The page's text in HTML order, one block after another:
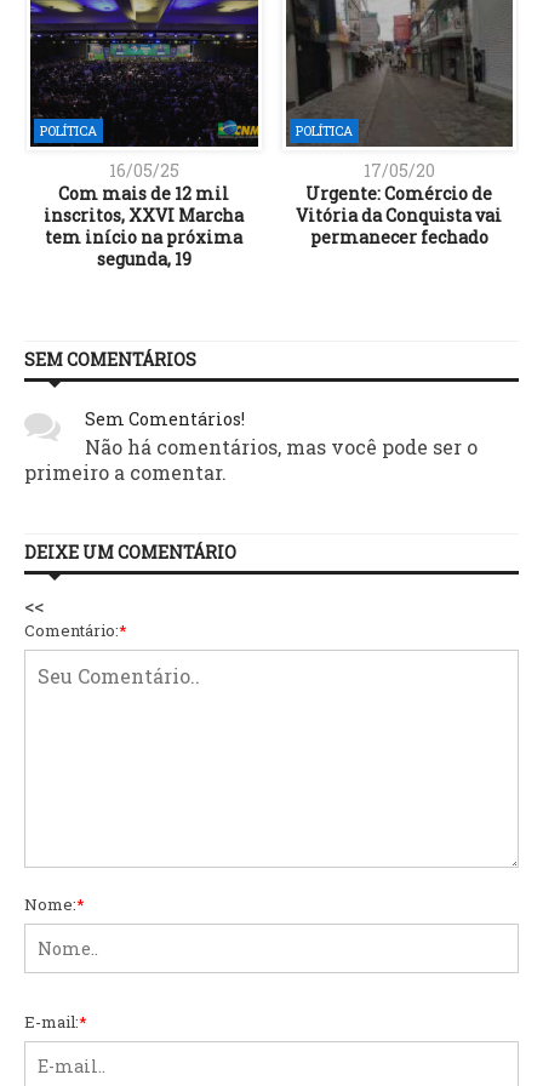
POLÍTICA
16/05/25
Com mais de 12 mil
inscritos, XXVI Marcha
tem início na próxima
segunda, 19
POLÍTICA
17/05/20
Urgente: Comércio de
Vitória da Conquista vai
permanecer fechado
SEM COMENTÁRIOS
Sem Comentários!
Não há comentários, mas você pode ser o
primeiro a comentar.
DEIXE UM COMENTÁRIO
<<
Comentário:*
Nome:*
E-mail:*